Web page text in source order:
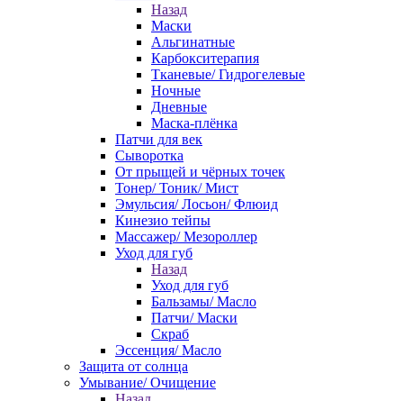
Назад
Маски
Альгинатные
Карбокситерапия
Тканевые/ Гидрогелевые
Ночные
Дневные
Маска-плёнка
Патчи для век
Сыворотка
От прыщей и чёрных точек
Тонер/ Тоник/ Мист
Эмульсия/ Лосьон/ Флюид
Кинезио тейпы
Массажер/ Мезороллер
Уход для губ
Назад
Уход для губ
Бальзамы/ Масло
Патчи/ Маски
Скраб
Эссенция/ Масло
Защита от солнца
Умывание/ Очищение